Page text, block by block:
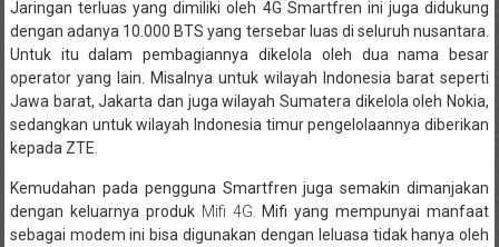
Jaringan terluas yang dimiliki oleh 4G Smartfren ini juga didukung
dengan adanya 10.000 BTS yang tersebar luas di seluruh nusantara.
Untuk itu dalam pembagiannya dikelola oleh dua nama besar
operator yang lain. Misalnya untuk wilayah Indonesia barat seperti
Jawa barat, Jakarta dan juga wilayah Sumatera dikelola oleh Nokia,
sedangkan untuk wilayah Indonesia timur pengelolaannya diberikan
kepada ZTE.
Kemudahan pada pengguna Smartfren juga semakin dimanjakan
dengan keluarnya produk Mifi 4G. Mifi yang mempunyai manfaat
sebagai modem ini bisa digunakan dengan leluasa tidak hanya oleh